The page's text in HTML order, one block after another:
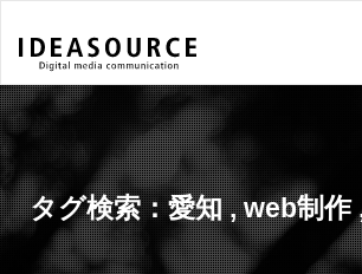
タグ検索：愛知,web制作